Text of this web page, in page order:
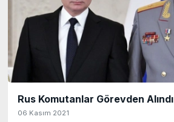
Rus Komutanlar Görevden Alındı
06 Kasım 2021